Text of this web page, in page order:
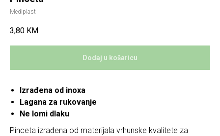
Mediplast
3,80 KM
Dodaj u košaricu
Izrađena od inoxa
Lagana za rukovanje
Ne lomi dlaku
Pinceta izrađena od materijala vrhunske kvalitete za